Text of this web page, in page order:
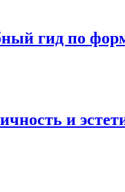
гид по
и